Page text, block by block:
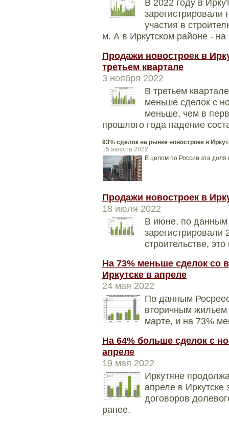
В 2022 году в
участия в
м. А в Иркутском районе -
Продажи новостроек в
третьем квартале
3 ноября 2022
В третьем
меньше сделок с
меньше, чем в
прошлого года падение
93% сделок на рынке новостроек в
15 августа 2022
В целом по России эта доля
Продажи новостроек в
18 июля 2022
В июне, по данным
зарегистрировали
строительстве,
На 73% меньше сделок
Иркутске в апреле
24 мая 2022
По данным
вторичным жильем
марте, и на 73%
На 64% больше сделок с
апреле
19 мая 2022
Иркутяне
апреле в Иркутске
договоров
ранее.